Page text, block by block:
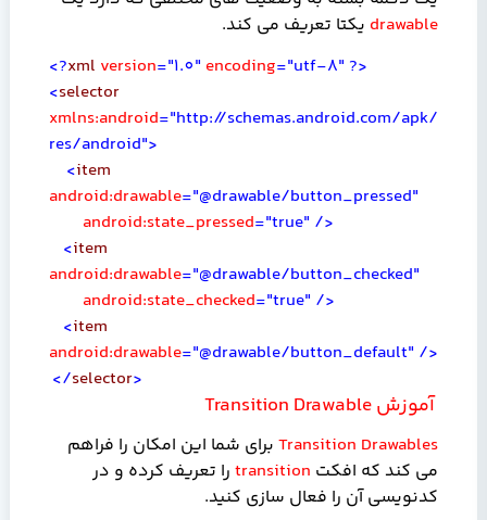
drawable یکتا تعریف می کند.
<?xml version="1.0" encoding="utf-8" ?>
<selector
xmlns:android="http://schemas.android.com/apk/
res/android">
<item
android:drawable="@drawable/button_pressed"
android:state_pressed="true" />
<item
android:drawable="@drawable/button_checked"
android:state_checked="true" />
<item
android:drawable="@drawable/button_default" />
</selector>
آموزشTransition Drawable
Transition Drawablesبرای شما این امکان را فراهم
می کند که افکت transitionرا تعریف کرده و در
کدنویسی آن را فعال سازی کنید.